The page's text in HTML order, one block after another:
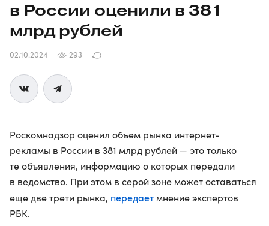
в России оценили в 381
млрд рублей
02.10.2024 293
Роскомнадзор оценил объем рынка интернет-
рекламы в России в 381 млрд рублей — это только
те объявления, информацию о которых передали
в ведомство. При этом в серой зоне может оставаться
еще две трети рынка, передает мнение экспертов
РБК.